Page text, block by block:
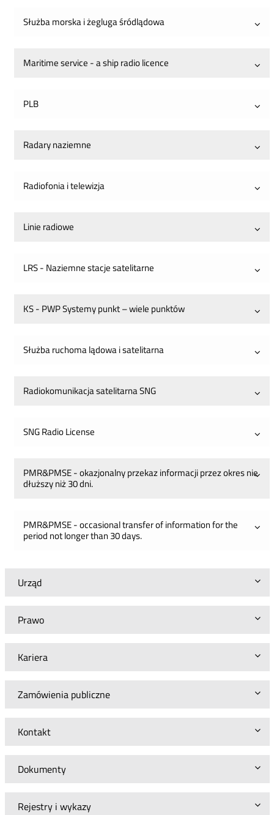
Urząd
Prawo
Kariera
Zamówienia publiczne
Kontakt
Dokumenty
Rejestry i wykazy
Służba morska i żegluga śródlądowarozwiń
Maritime service - a ship radio licencerozwiń
PLBrozwiń
Radary naziemnerozwiń
Radiofonia i telewizjarozwiń
Linie radiowerozwiń
LRS - Naziemne stacje satelitarnerozwiń
KS - PWP Systemy punkt – wiele punktówrozwiń
Służba ruchoma lądowa i satelitarnarozwiń
Radiokomunikacja satelitarna SNGrozwiń
SNG Radio Licenserozwiń
PMR&PMSE - okazjonalny przekaz informacji przez okres nie
dłuższy niż 30 dni.rozwiń
PMR&PMSE - occasional transfer of information for the
period not longer than 30 days.rozwiń